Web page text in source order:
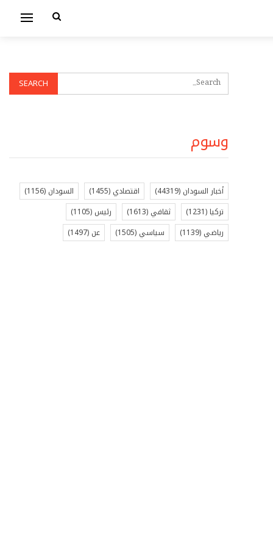
وسوم
أخبار السودان (44319) اقتصادي (1455) السودان (1156)
تركيا (1231) ثقافي (1613) رئيس (1105)
رياضي (1139) سياسي (1505) عن (1497)